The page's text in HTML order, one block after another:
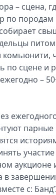
– сцена,
по породам
комьюнити,
по сцене и
–
участие
аукционе
в
с: